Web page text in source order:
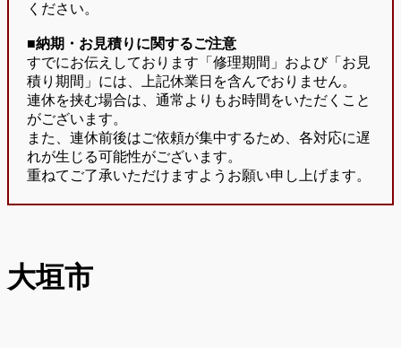
ください。
■納期・お見積りに関するご注意
すでにお伝えしております「修理期間」および「お見
積り期間」には、上記休業日を含んでおりません。
連休を挟む場合は、通常よりもお時間をいただくこと
がございます。
また、連休前後はご依頼が集中するため、各対応に遅
れが生じる可能性がございます。
重ねてご了承いただけますようお願い申し上げます。
大垣市